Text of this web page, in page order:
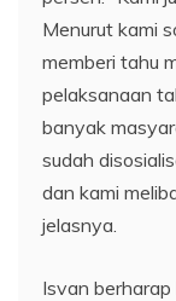
Menurut kami
memberi tahu
pelaksanaan
banyak
sudah
dan kami
jelasnya.
Isvan